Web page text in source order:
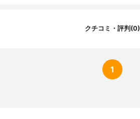
クチコミ・評判(0)
1